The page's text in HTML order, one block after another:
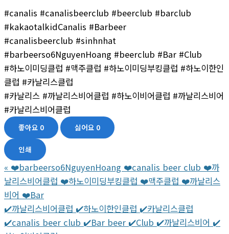
#canalis #canalisbeerclub #beerclub #barclub
#kakaotalkidCanalis #Barbeer
#canalisbeerclub #sinhnhat
#barbeerso6NguyenHoang #beerclub #Bar #Club
#하노이미딩클럽 #맥주클럽 #하노이미딩부킹클럽 #하노이한인
클럽 #카날리스클럽
#카날리스 #까날리스비어클럽 #하노이비어클럽 #까날리스비어
#카날리스비어클럽
좋아요 0 싫어요 0
인쇄
« ❤️barbeerso6NguyenHoang ❤️canalis beer club ❤️까
날리스비어클럽 ❤️하노이미딩부킹클럽 ❤️맥주클럽 ❤️까날리스
비어 ❤️Bar
✔️까날리스비어클럽 ✔️하노이한인클럽 ✔️‍‍카날리스클럽
✔️‍canalis beer club ✔️Bar beer ✔️‍‍Club ‍‍✔️까날리스비어 ‍‍✔️